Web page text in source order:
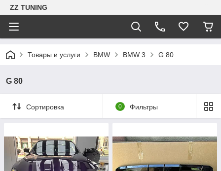
ZZ TUNING
Товары и услуги BMW BMW 3 G 80
G 80
Сортировка 0 Фильтры